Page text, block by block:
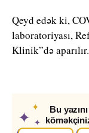
Qeyd edək ki,
laboratoriyası,
Klinik”də aparılır.
✦
✦
✦
Bu